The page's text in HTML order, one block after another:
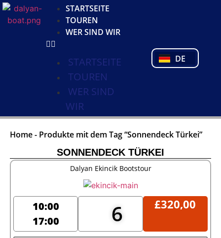
STARTSEITE
TOUREN
WER SIND WIR
STARTSEITE
TOUREN
WER SIND
WIR
DE
PT
TR
Home- Produkte mit dem Tag “Sonnendeck Türkei”
SONNENDECK TÜRKEI
Dalyan Ekincik Bootstour
10:00
17:00
6 £320,00